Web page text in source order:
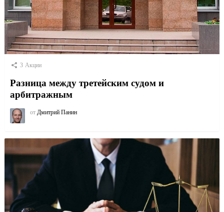
3 Акции
Разница между третейским судом и
арбитражным
от Дмитрий Панин